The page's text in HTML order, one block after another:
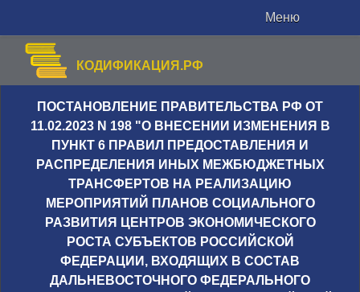
Меню
КОДИФИКАЦИЯ.РФ
ПОСТАНОВЛЕНИЕ ПРАВИТЕЛЬСТВА РФ ОТ
11.02.2023 N 198 "О ВНЕСЕНИИ ИЗМЕНЕНИЯ В
ПУНКТ 6 ПРАВИЛ ПРЕДОСТАВЛЕНИЯ И
РАСПРЕДЕЛЕНИЯ ИНЫХ МЕЖБЮДЖЕТНЫХ
ТРАНСФЕРТОВ НА РЕАЛИЗАЦИЮ
МЕРОПРИЯТИЙ ПЛАНОВ СОЦИАЛЬНОГО
РАЗВИТИЯ ЦЕНТРОВ ЭКОНОМИЧЕСКОГО
РОСТА СУБЪЕКТОВ РОССИЙСКОЙ
ФЕДЕРАЦИИ, ВХОДЯЩИХ В СОСТАВ
ДАЛЬНЕВОСТОЧНОГО ФЕДЕРАЛЬНОГО